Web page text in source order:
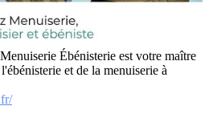
Ébénisterie est votre maître
et de la menuiserie à